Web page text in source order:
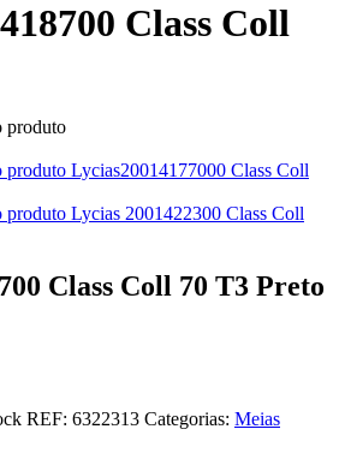
Class Coll
Lycias20014177000 Class Coll
Lycias 2001422300 Class Coll
Class Coll 70 T3 Preto
REF: 6322313 Categorias: Meias